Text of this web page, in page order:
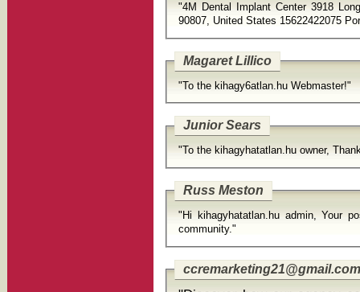
"4M Dental Implant Center 3918
90807, United States 15622422075
Magaret Lillico
"To the kihagy6atlan.hu Webmaster!"
Junior Sears
"To the kihagyhatatlan.hu owner,
Russ Meston
"Hi kihagyhatatlan.hu admin, Your
community."
ccremarketing21@gmail.com